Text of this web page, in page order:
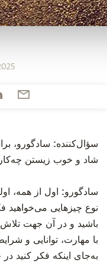
‫سؤال‌کننده: سادگورو،
شاد و خوب زیستن
‫سادگورو: اول از همه،
نوع چیزهایی می‌خواهید
باشید و در آن جهت
با مهارت، توانایی و
به‌جای اینکه فکر کنید